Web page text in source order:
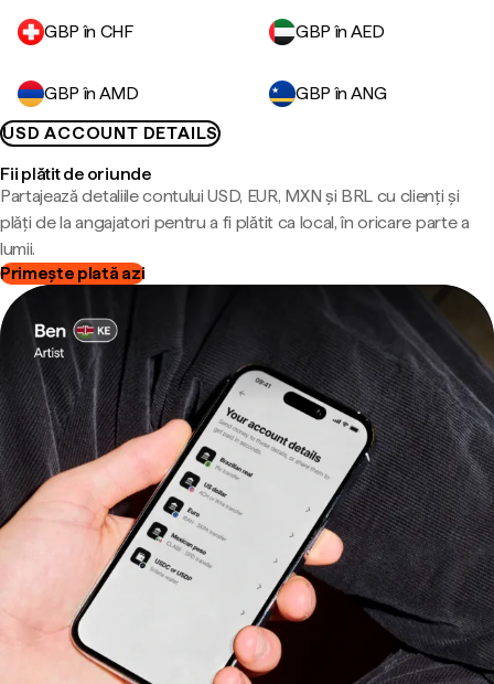
GBP în CHF GBP în AED
GBP în AMD
GBP în ANG
USD ACCOUNT DETAILS
Fii plătit de oriunde
Partajează detaliile contului USD, EUR, MXN și BRL cu clienți și
plăți de la angajatori pentru a fi plătit ca local, în oricare parte a
lumii.
Primește plată azi